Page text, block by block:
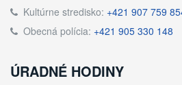
Kultúrne stredisko: +421 907 759
Obecná polícia: +421 905 330 148
ÚRADNÉ HODINY